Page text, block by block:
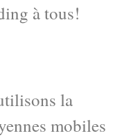
à tous!
la
mobiles